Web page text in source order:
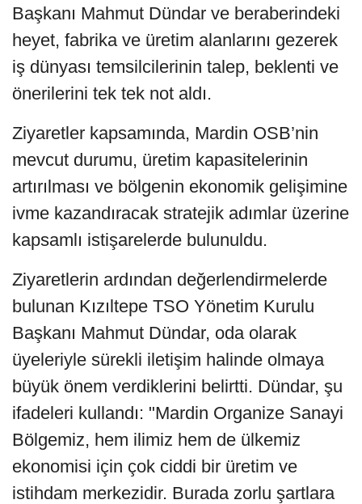
Başkanı Mahmut Dündar ve beraberindeki
heyet, fabrika ve üretim alanlarını gezerek
iş dünyası temsilcilerinin talep, beklenti ve
önerilerini tek tek not aldı.
Ziyaretler kapsamında, Mardin OSB’nin
mevcut durumu, üretim kapasitelerinin
artırılması ve bölgenin ekonomik gelişimine
ivme kazandıracak stratejik adımlar üzerine
kapsamlı istişarelerde bulunuldu.
Ziyaretlerin ardından değerlendirmelerde
bulunan Kızıltepe TSO Yönetim Kurulu
Başkanı Mahmut Dündar, oda olarak
üyeleriyle sürekli iletişim halinde olmaya
büyük önem verdiklerini belirtti. Dündar, şu
ifadeleri kullandı: "Mardin Organize Sanayi
Bölgemiz, hem ilimiz hem de ülkemiz
ekonomisi için çok ciddi bir üretim ve
istihdam merkezidir. Burada zorlu şartlara